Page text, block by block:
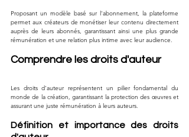
Proposant un modèle basé sur l'abonnement, la plateforme
permet aux créateurs de monétiser leur contenu directement
auprès de leurs abonnés, garantissant ainsi une plus grande
rémunération et une relation plus intime avec leur audience.
Comprendre les droits d'auteur
Les droits d'auteur représentent un pilier fondamental du
monde de la création, garantissant la protection des œuvres et
assurant une juste rémunération à leurs auteurs.
Définition et importance des droits